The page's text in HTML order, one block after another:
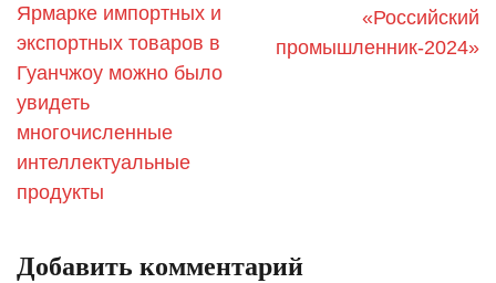
Ярмарке импортных и
экспортных товаров в
Гуанчжоу можно было
увидеть
многочисленные
интеллектуальные
продукты
«Российский
промышленник-2024»
Добавить комментарий